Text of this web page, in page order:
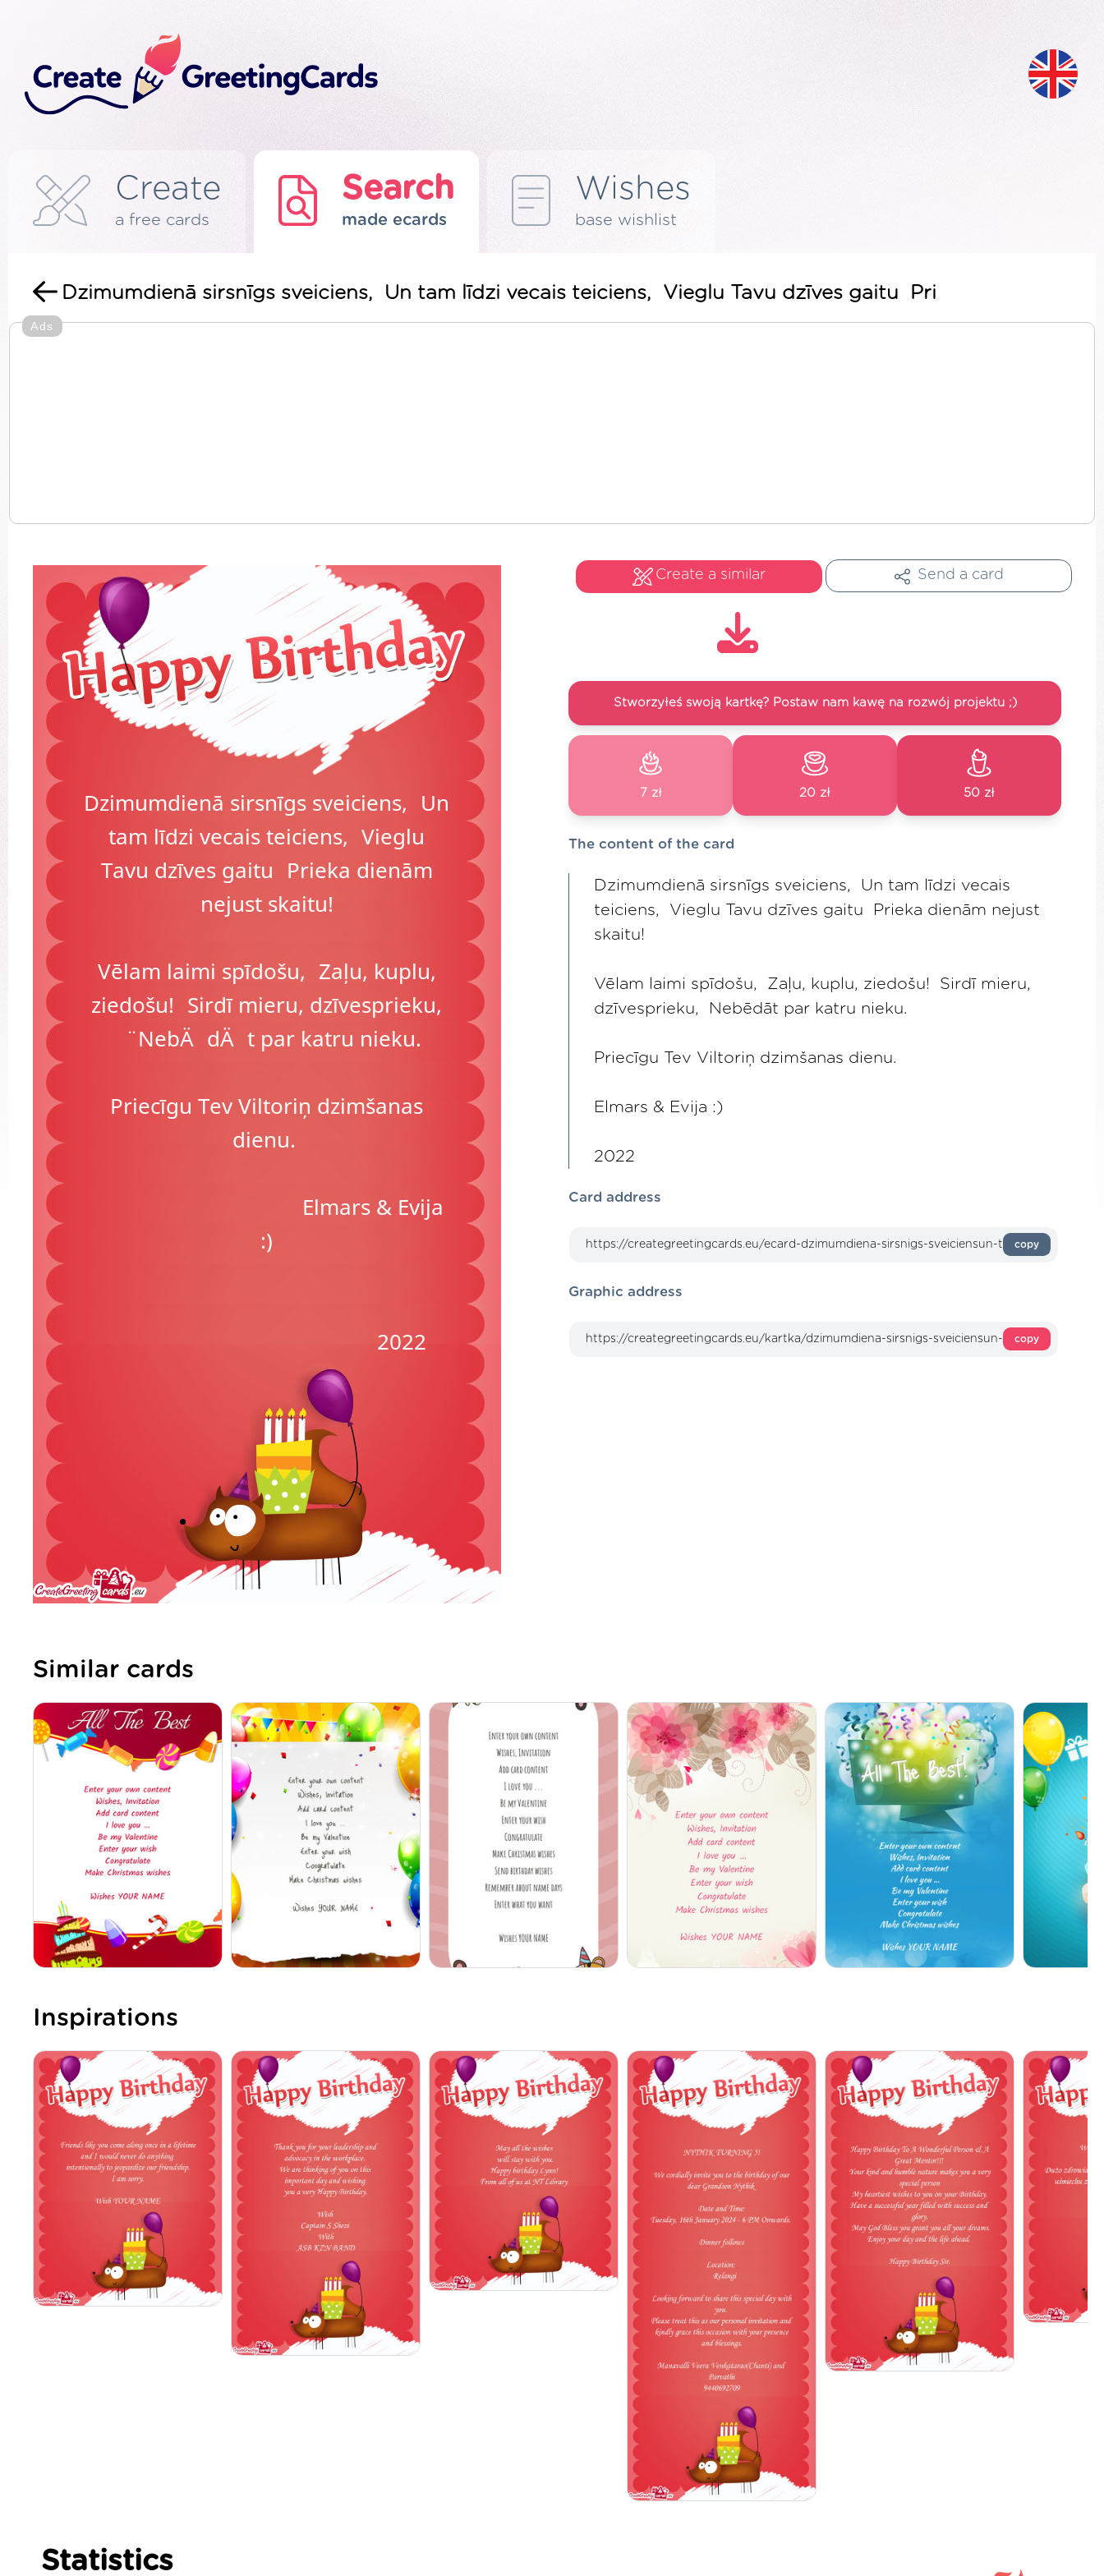
Create
a free cards
Search
made ecards
Wishes
base wishlist
Dzimumdienā sirsnīgs sveiciens, Un tam līdzi vecais teiciens, Vieglu Tavu dzīves gaitu Pri
Ads
Create a similar Send a card
Stworzyłeś swoją kartkę? Postaw nam kawę na rozwój projektu ;)
7 zł 20 zł 50 zł
The content of the card
Dzimumdienā sirsnīgs sveiciens, Un tam līdzi vecais
teiciens, Vieglu Tavu dzīves gaitu Prieka dienām nejust
skaitu!
Vēlam laimi spīdošu, Zaļu, kuplu, ziedošu! Sirdī mieru,
dzīvesprieku, Nebēdāt par katru nieku.
Priecīgu Tev Viltoriņ dzimšanas dienu.
Elmars & Evija :)
2022
Card address
copy
Graphic address
copy
Similar cards
Inspirations
Statistics